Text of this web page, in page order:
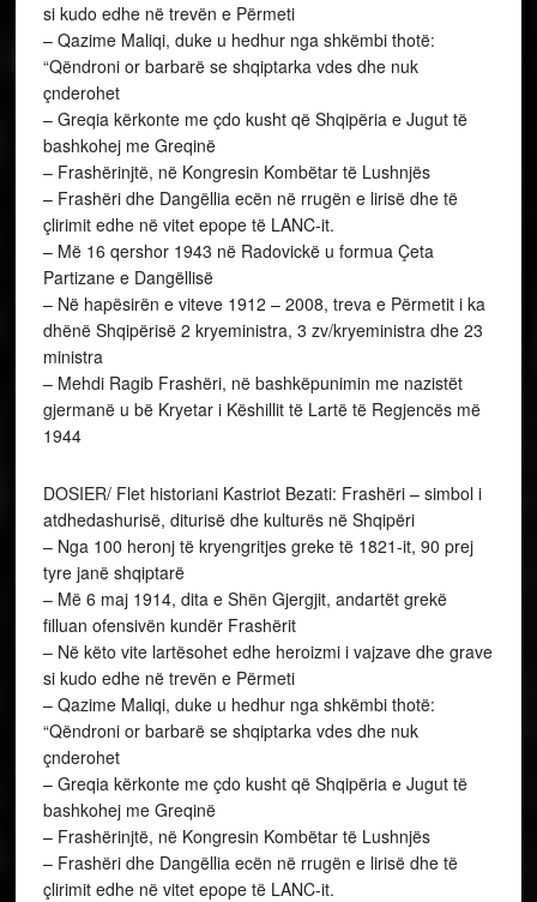
si kudo edhe në trevën e Përmeti
– Qazime Maliqi, duke u hedhur nga shkëmbi thotë:
“Qëndroni or barbarë se shqiptarka vdes dhe nuk
çnderohet
– Greqia kërkonte me çdo kusht që Shqipëria e Jugut të
bashkohej me Greqinë
– Frashërinjtë, në Kongresin Kombëtar të Lushnjës
– Frashëri dhe Dangëllia ecën në rrugën e lirisë dhe të
çlirimit edhe në vitet epope të LANC-it.
– Më 16 qershor 1943 në Radovickë u formua Çeta
Partizane e Dangëllisë
– Në hapësirën e viteve 1912 – 2008, treva e Përmetit i ka
dhënë Shqipërisë 2 kryeministra, 3 zv/kryeministra dhe 23
ministra
– Mehdi Ragib Frashëri, në bashkëpunimin me nazistët
gjermanë u bë Kryetar i Këshillit të Lartë të Regjencës më
1944
DOSIER/ Flet historiani Kastriot Bezati: Frashëri – simbol i
atdhedashurisë, diturisë dhe kulturës në Shqipëri
– Nga 100 heronj të kryengritjes greke të 1821-it, 90 prej
tyre janë shqiptarë
– Më 6 maj 1914, dita e Shën Gjergjit, andartët grekë
filluan ofensivën kundër Frashërit
– Në këto vite lartësohet edhe heroizmi i vajzave dhe grave
si kudo edhe në trevën e Përmeti
– Qazime Maliqi, duke u hedhur nga shkëmbi thotë:
“Qëndroni or barbarë se shqiptarka vdes dhe nuk
çnderohet
– Greqia kërkonte me çdo kusht që Shqipëria e Jugut të
bashkohej me Greqinë
– Frashërinjtë, në Kongresin Kombëtar të Lushnjës
– Frashëri dhe Dangëllia ecën në rrugën e lirisë dhe të
çlirimit edhe në vitet epope të LANC-it.